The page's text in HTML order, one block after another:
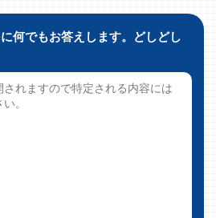
何でもお答えします。どしどし